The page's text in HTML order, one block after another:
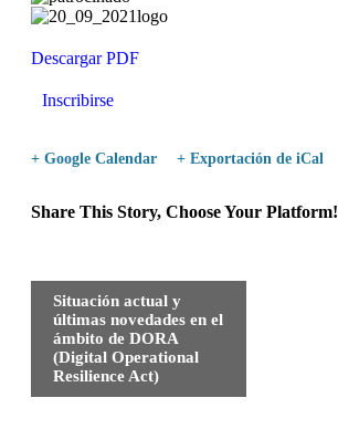
Descargar PDF
Inscribirse
+ Google Calendar + Exportación de iCal
Share This Story, Choose Your Platform!
Navegación
del
Evento
Situación actual y
últimas novedades en el
ámbito de DORA
(Digital Operational
Resilience Act)